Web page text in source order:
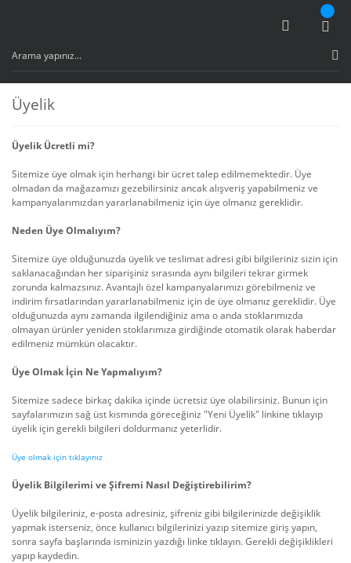
Üyelik
Üyelik Ücretli mi?
Sitemize üye olmak için herhangi bir ücret talep edilmemektedir. Üye
olmadan da mağazamızı gezebilirsiniz ancak alışveriş yapabilmeniz ve
kampanyalarımızdan yararlanabilmeniz için üye olmanız gereklidir.
Neden Üye Olmalıyım?
Sitemize üye olduğunuzda üyelik ve teslimat adresi gibi bilgileriniz sizin için
saklanacağından her siparişiniz sırasında aynı bilgileri tekrar girmek
zorunda kalmazsınız. Avantajlı özel kampanyalarımızı görebilmeniz ve
indirim fırsatlarından yararlanabilmeniz için de üye olmanız gereklidir. Üye
olduğunuzda aynı zamanda ilgilendiğiniz ama o anda stoklarımızda
olmayan ürünler yeniden stoklarımıza girdiğinde otomatik olarak haberdar
edilmeniz mümkün olacaktır.
Üye Olmak İçin Ne Yapmalıyım?
Sitemize sadece birkaç dakika içinde ücretsiz üye olabilirsiniz. Bunun için
sayfalarımızın sağ üst kısmında göreceğiniz "Yeni Üyelik" linkine tıklayıp
üyelik için gerekli bilgileri doldurmanız yeterlidir.
Üye olmak için tıklayınız
Üyelik Bilgilerimi ve Şifremi Nasıl Değiştirebilirim?
Üyelik bilgileriniz, e-posta adresiniz, şifreniz gibi bilgilerinizde değişiklik
yapmak isterseniz, önce kullanıcı bilgilerinizi yazıp sitemize giriş yapın,
sonra sayfa başlarında isminizin yazdığı linke tıklayın. Gerekli değişiklikleri
yapıp kaydedin.